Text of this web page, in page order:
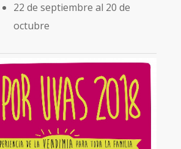
22 de septiembre al 20 de
octubre